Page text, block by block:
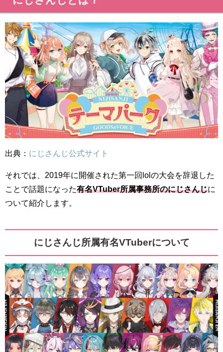
出典： にじさんじ公式サイト
それでは、2019年に開催された第一回lolの大会を辞退した
ことで話題になった有名VTuber所属事務所のにじさんじに
ついて紹介します。
にじさんじ所属有名VTuberについて